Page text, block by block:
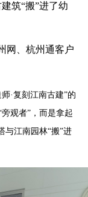
筑“搬”进了幼
网、杭州通客户
师·复刻江南古建”的
观者”，而是拿起
与江南园林“搬”进